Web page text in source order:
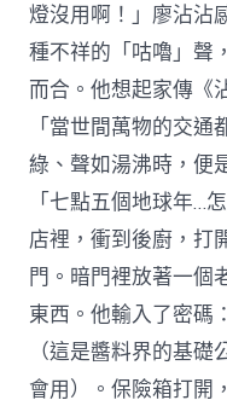
燈沒用啊！」廖沾沾
種不祥的「咕嚕」聲
而合。他想起家傳《
「當世間萬物的交
綠、聲如湯沸時，便
「七點五個地球年…
店裡，衝到後廚，打
門。暗門裡放著一個
東西。他輸入了密碼
（這是醬料界的基
會用）。保險箱打開